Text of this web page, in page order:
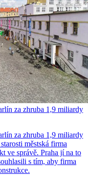
za zhruba 1,9 miliardy
za zhruba 1,9 miliardy
městská firma
ve správě. Praha jí na to
s tím, aby firma